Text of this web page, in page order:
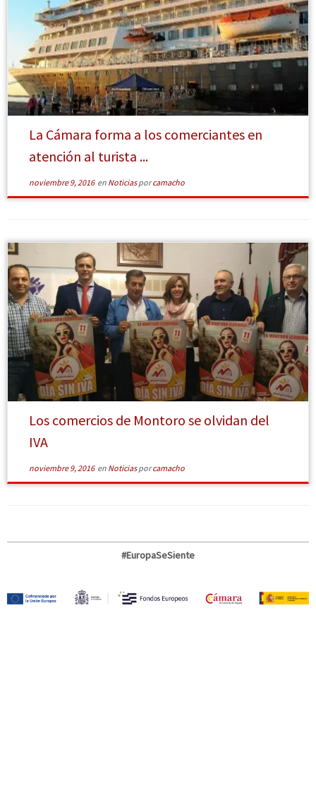
[Leer más]
La Cámara forma a los comerciantes en
atención al turista ...
noviembre 9, 2016en Noticiasporcamacho
[Leer más]
Los comercios de Montoro se olvidan del
IVA
noviembre 9, 2016en Noticiasporcamacho
#EuropaSeSiente